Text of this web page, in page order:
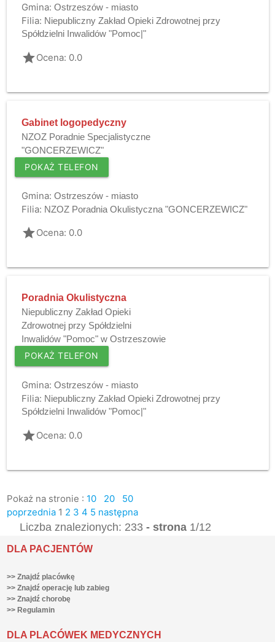
Gmina: Ostrzeszów - miasto
Filia: Niepubliczny Zakład Opieki Zdrowotnej przy
Spółdzielni Inwalidów "Pomoc|"
gradeOcena: 0.0
Gabinet logopedyczny
NZOZ Poradnie Specjalistyczne
"GONCERZEWICZ"
POKAŻ TELEFON
Gmina: Ostrzeszów - miasto
Filia: NZOZ Poradnia Okulistyczna "GONCERZEWICZ"
gradeOcena: 0.0
Poradnia Okulistyczna
Niepubliczny Zakład Opieki
Zdrowotnej przy Spółdzielni
Inwalidów "Pomoc" w Ostrzeszowie
POKAŻ TELEFON
Gmina: Ostrzeszów - miasto
Filia: Niepubliczny Zakład Opieki Zdrowotnej przy
Spółdzielni Inwalidów "Pomoc|"
gradeOcena: 0.0
Pokaż na stronie : 10 20
50
poprzednia 1 2 3 4 5 następna
Liczba znalezionych: 233- strona 1/12
DLA PACJENTÓW
>> Znajdź placówkę
>> Znajdź operację lub zabieg
>> Znajdź chorobę
>> Regulamin
DLA PLACÓWEK MEDYCZNYCH